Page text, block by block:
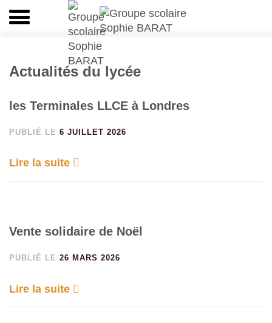
Actualités du lycée
les Terminales LLCE à Londres
PUBLIÉ LE 6 JUILLET 2026
Lire la suite
Vente solidaire de Noël
PUBLIÉ LE 26 MARS 2026
Lire la suite